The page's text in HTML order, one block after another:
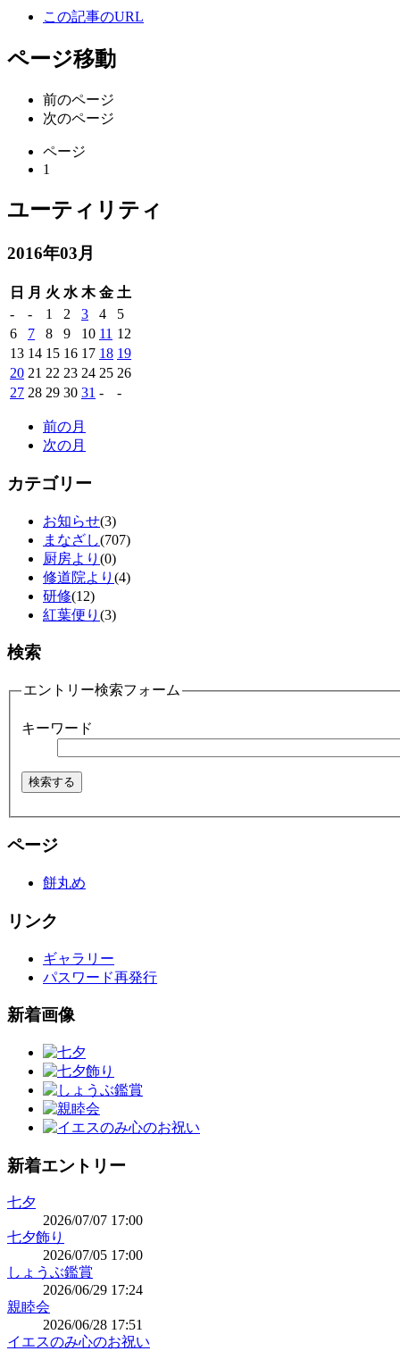
この記事のURL
ページ移動
前のページ
次のページ
ページ
1
ユーティリティ
2016年03月
日 月 火 水 木 金 土
-
- 1 2 3 4
5
6
7 8 9 10 11 12
13 14 15 16 17 18 19
20 21 22 23 24 25 26
27 28 29 30 31 - -
前の月
次の月
カテゴリー
お知らせ(3)
まなざし(707)
厨房より (0)
修道院より (4)
研修(12)
紅葉便り (3)
検索
エントリー検索フォーム
キーワード
ページ
餅丸め
リンク
ギャラリー
パスワード再発行
新着画像
新着エントリー
七夕
2026/07/07 17:00
七夕飾り
2026/07/05 17:00
しょうぶ鑑賞
2026/06/29 17:24
親睦会
2026/06/28 17:51
イエスのみ心のお祝い